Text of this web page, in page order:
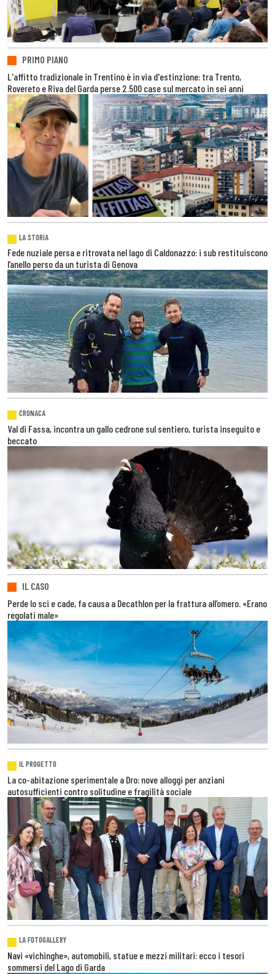
PRIMO PIANO
L'affitto tradizionale in Trentino è in via d'estinzione: tra Trento,
Rovereto e Riva del Garda perse 2.500 case sul mercato in sei anni
LA STORIA
Fede nuziale persa e ritrovata nel lago di Caldonazzo: i sub restituiscono
l’anello perso da un turista di Genova
CRONACA
Val di Fassa, incontra un gallo cedrone sul sentiero, turista inseguito e
beccato
IL CASO
Perde lo sci e cade, fa causa a Decathlon per la frattura all’omero. «Erano
regolati male»
IL PROGETTO
La co-abitazione sperimentale a Dro: nove alloggi per anziani
autosufficienti contro solitudine e fragilità sociale
LA FOTOGALLERY
Navi «vichinghe», automobili, statue e mezzi militari: ecco i tesori
sommersi del Lago di Garda